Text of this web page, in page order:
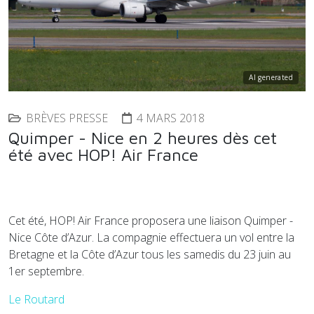
AI generated
BRÈVES PRESSE 4 MARS 2018
Quimper - Nice en 2 heures dès cet
été avec HOP! Air France
Cet été, HOP! Air France proposera une liaison Quimper -
Nice Côte d’Azur. La compagnie effectuera un vol entre la
Bretagne et la Côte d’Azur tous les samedis du 23 juin au
1er septembre.
Le Routard